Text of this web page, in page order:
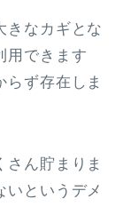
きなカギとな
用できます
らず存在しま
ん貯まりま
いというデメ